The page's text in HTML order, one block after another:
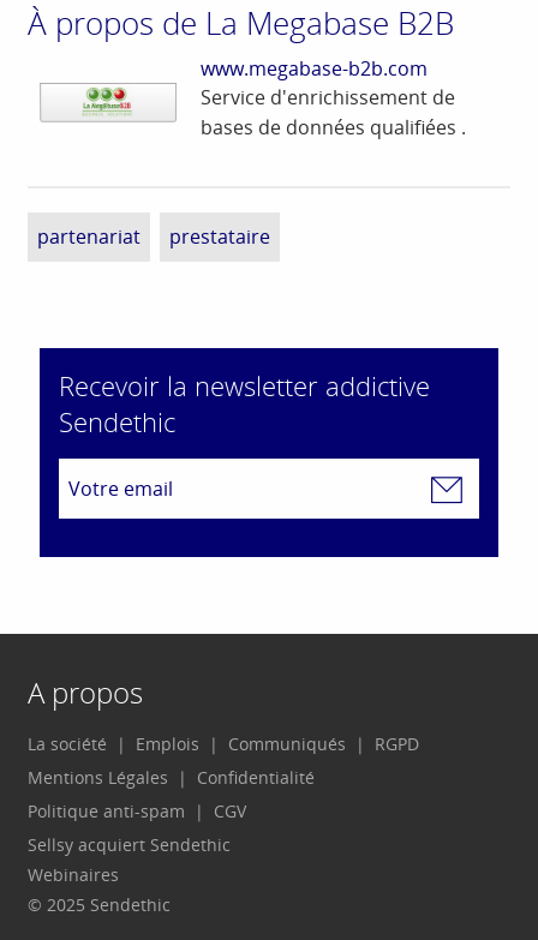
À propos de La Megabase B2B
www.megabase-b2b.com
Service d'enrichissement de
bases de données qualifiées .
partenariat prestataire
Recevoir la newsletter addictive
Sendethic
A propos
La société Emplois Communiqués
RGPD
Mentions Légales
Confidentialité
Politique anti-spam
CGV
Sellsy acquiert Sendethic
Webinaires
© 2025 Sendethic